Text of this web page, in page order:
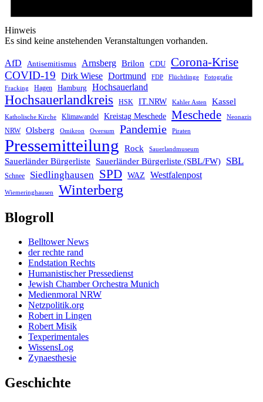
Hinweis
Es sind keine anstehenden Veranstaltungen vorhanden.
AfD Antisemitismus Arnsberg Brilon CDU Corona-Krise
COVID-19 Dirk Wiese Dortmund FDP Flüchtlinge
Fotografie
Fracking
Hagen Hamburg Hochsauerland
Hochsauerlandkreis HSK IT.NRW Kahler Asten Kassel
Katholische Kirche Klimawandel Kreistag Meschede Meschede Neonazis
NRW Olsberg Omikron Oversum Pandemie Piraten
Pressemitteilung Rock Sauerlandmuseum
Sauerländer Bürgerliste Sauerländer Bürgerliste (SBL/FW) SBL
Schnee Siedlinghausen SPD WAZ Westfalenpost
Wiemeringhausen Winterberg
Blogroll
Belltower News
der rechte rand
Endstation Rechts
Humanistischer Pressedienst
Jewish Chamber Orchestra Munich
Medienmoral NRW
Netzpolitik.org
Robert in Lingen
Robert Misik
Texperimentales
WissensLog
Zynaesthesie
Geschichte